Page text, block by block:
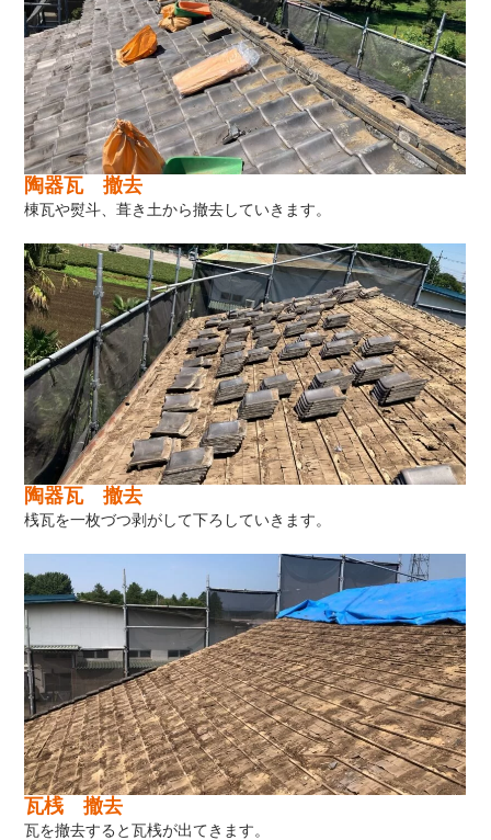
陶器瓦 撤去
棟瓦や熨斗、葺き土から撤去していきます。
陶器瓦 撤去
桟瓦を一枚づつ剥がして下ろしていきます。
瓦桟 撤去
瓦を撤去すると瓦桟が出てきます。